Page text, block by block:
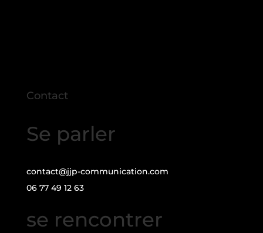
Contact
Se parler
contact@jjp-communication.com
06 77 49 12 63
se rencontrer